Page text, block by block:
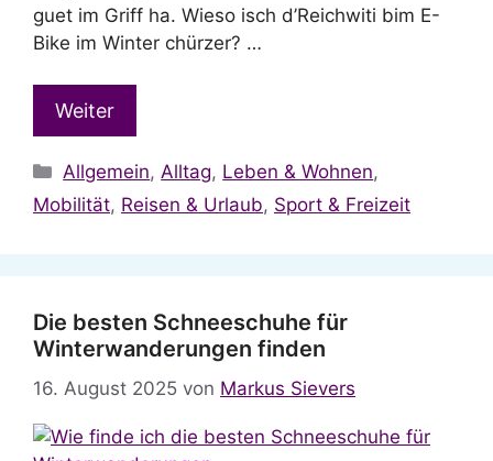
guet im Griff ha. Wieso isch d’Reichwiti bim E-
Bike im Winter chürzer? …
Weiter
Kategorien
Allgemein,Alltag, Leben & Wohnen,
Mobilität, Reisen & Urlaub, Sport & Freizeit
Die besten Schneeschuhe für
Winterwanderungen finden
16. August 2025 von Markus Sievers